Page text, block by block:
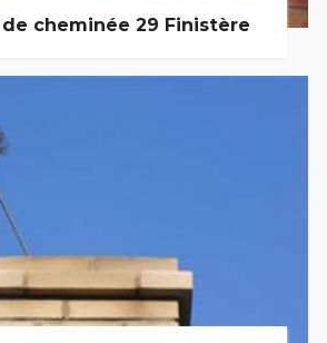
cheminée 29 Finistère